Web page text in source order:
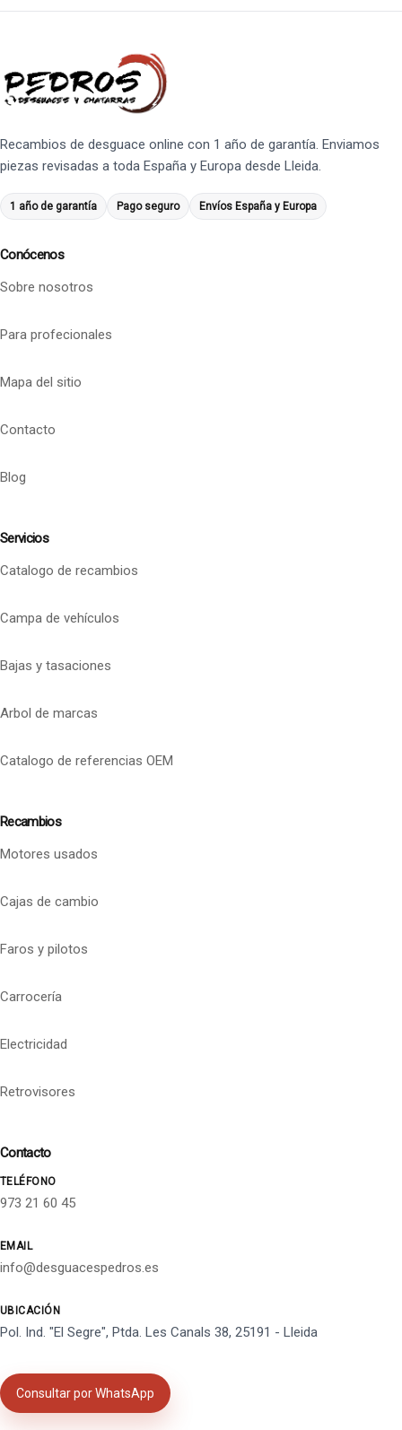
Recambios de desguace online con 1 año de garantía. Enviamos
piezas revisadas a toda España y Europa desde Lleida.
1 año de garantía Pago seguro Envíos España y Europa
Conócenos
Sobre nosotros
Para profecionales
Mapa del sitio
Contacto
Blog
Servicios
Catalogo de recambios
Campa de vehículos
Bajas y tasaciones
Arbol de marcas
Catalogo de referencias OEM
Recambios
Motores usados
Cajas de cambio
Faros y pilotos
Carrocería
Electricidad
Retrovisores
Contacto
TELÉFONO
973 21 60 45
EMAIL
info@desguacespedros.es
UBICACIÓN
Pol. Ind. "El Segre", Ptda. Les Canals 38, 25191 - Lleida
Consultar por WhatsApp